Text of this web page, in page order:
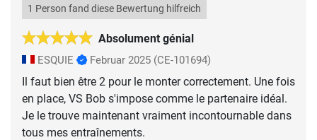
Absolument génial
1 Person fand diese Bewertung hilfreich
ESQUIE Februar 2025 (CE-101694)
Il faut bien être 2 pour le monter correctement. Une fois
en place, VS Bob s'impose comme le partenaire idéal.
Je le trouve maintenant vraiment incontournable dans
tous mes entraînements.